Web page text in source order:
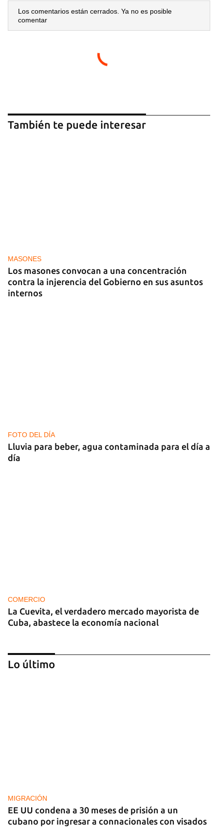
Para poder guardar como favorito, primero has de
iniciar sesión con tu cuenta de 14ymedio.
Los comentarios están cerrados. Ya no es posible
comentar
También te puede interesar
MASONES
Los masones convocan a una concentración
contra la injerencia del Gobierno en sus asuntos
internos
FOTO DEL DÍA
Lluvia para beber, agua contaminada para el día a
día
COMERCIO
La Cuevita, el verdadero mercado mayorista de
Cuba, abastece la economía nacional
Lo último
MIGRACIÓN
EE UU condena a 30 meses de prisión a un
cubano por ingresar a connacionales con visados